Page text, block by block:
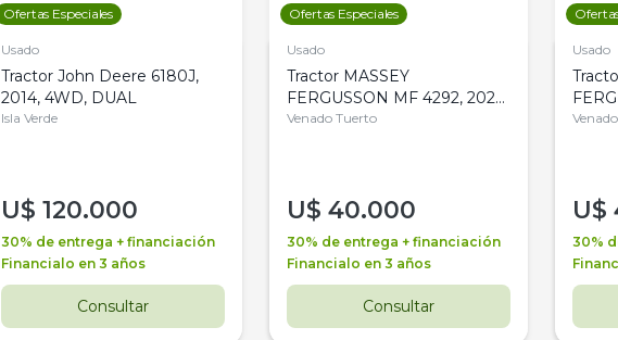
Ofertas Especiales
Usado
Tractor John Deere 6180J,
2014, 4WD, DUAL
Isla Verde
U$ 120.000
30% de entrega + financiación
Financialo en 3 años
Consultar
Ofertas Especiales
Usado
Tractor MASSEY
FERGUSSON MF 4292, 2020,
4WD, PATON
Venado Tuerto
U$ 40.000
30% de entrega + financiación
Financialo en 3 años
Consultar
Usado
4WD,
U$
30%